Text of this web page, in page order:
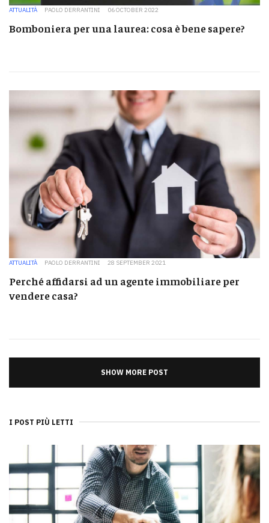
ATTUALITÀ PAOLO DERRANTINI 06 OCTOBER 2022
Bomboniera per una laurea: cosa è bene sapere?
ATTUALITÀ PAOLO DERRANTINI 28 SEPTEMBER 2021
Perché affidarsi ad un agente immobiliare per
vendere casa?
SHOW MORE POST
I POST PIÙ LETTI